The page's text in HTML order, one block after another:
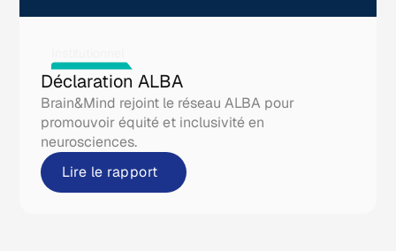
Déclaration ALBA
Brain&Mind rejoint le réseau ALBA pour
promouvoir équité et inclusivité en
neurosciences.
Lire le rapport